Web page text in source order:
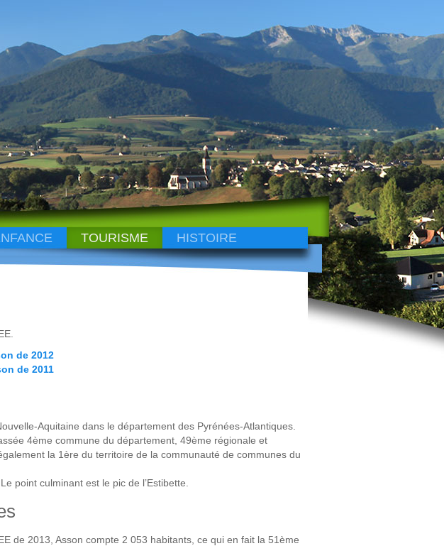
TOURISME HISTOIRE
de 2012
de 2011
Aquitaine dans le département des Pyrénées-Atlantiques.
4ème commune du département, 49ème régionale et
la 1ère du territoire de la communauté de communes du
point culminant est le pic de l’Estibette.
de 2013, Asson compte 2 053 habitants, ce qui en fait la 51ème